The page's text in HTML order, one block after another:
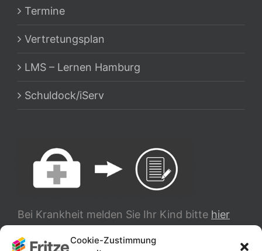
Cookie-Zustimmung
Termine
Vertretungsplan
LMS – Lernen Hamburg
Schuldock/iServ
Bei Krankheit melden Sie Ihr Kind bitte hier